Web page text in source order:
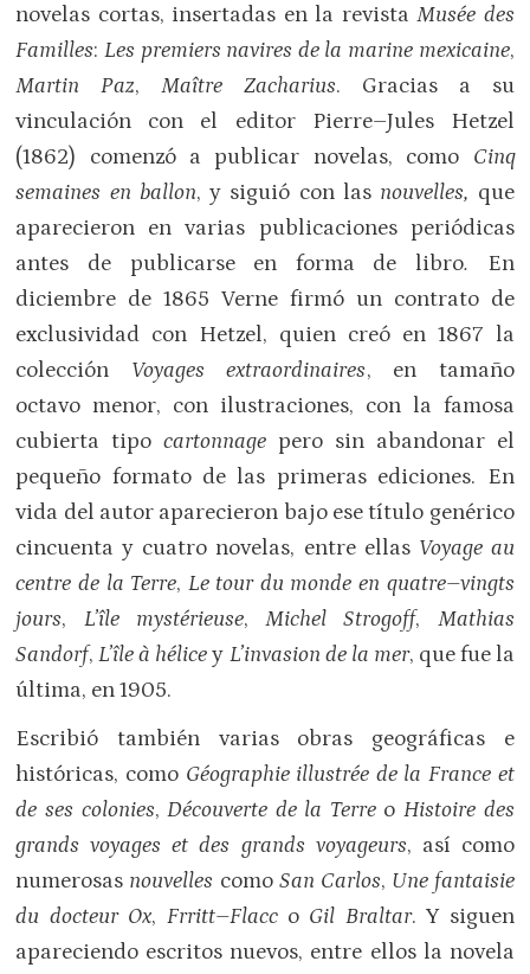
novelas cortas, insertadas en la revistaMusée des
Familles:Les premiers navires de la marine mexicaine,
Martin Paz,Maître Zacharius. Gracias a su
vinculación con el editor Pierre–Jules Hetzel
(1862) comenzó a publicar novelas, como Cinq
semaines en ballon, y siguió con las nouvelles, que
aparecieron en varias publicaciones periódicas
antes de publicarse en forma de libro. En
diciembre de 1865 Verne firmó un contrato de
exclusividad con Hetzel, quien creó en 1867 la
colección Voyages extraordinaires, en tamaño
octavo menor, con ilustraciones, con la famosa
cubierta tipocartonnage pero sin abandonar el
pequeño formato de las primeras ediciones. En
vida del autor aparecieron bajo ese título genérico
cincuenta y cuatro novelas, entre ellas Voyage au
centre de la Terre, Le tour du monde en quatre–vingts
jours, L’île mystérieuse,Michel Strogoff, Mathias
Sandorf,L’île à hélicey L’invasion de la mer, que fue la
última, en 1905.
Escribió también varias obras geográficas e
históricas, como Géographie illustrée de la France et
de ses colonies,Découverte de la Terreo Histoire des
grands voyages et des grands voyageurs, así como
numerosas nouvelles como San Carlos, Une fantaisie
du docteur Ox, Frritt–Flacc o Gil Braltar. Y siguen
apareciendo escritos nuevos, entre ellos la novela